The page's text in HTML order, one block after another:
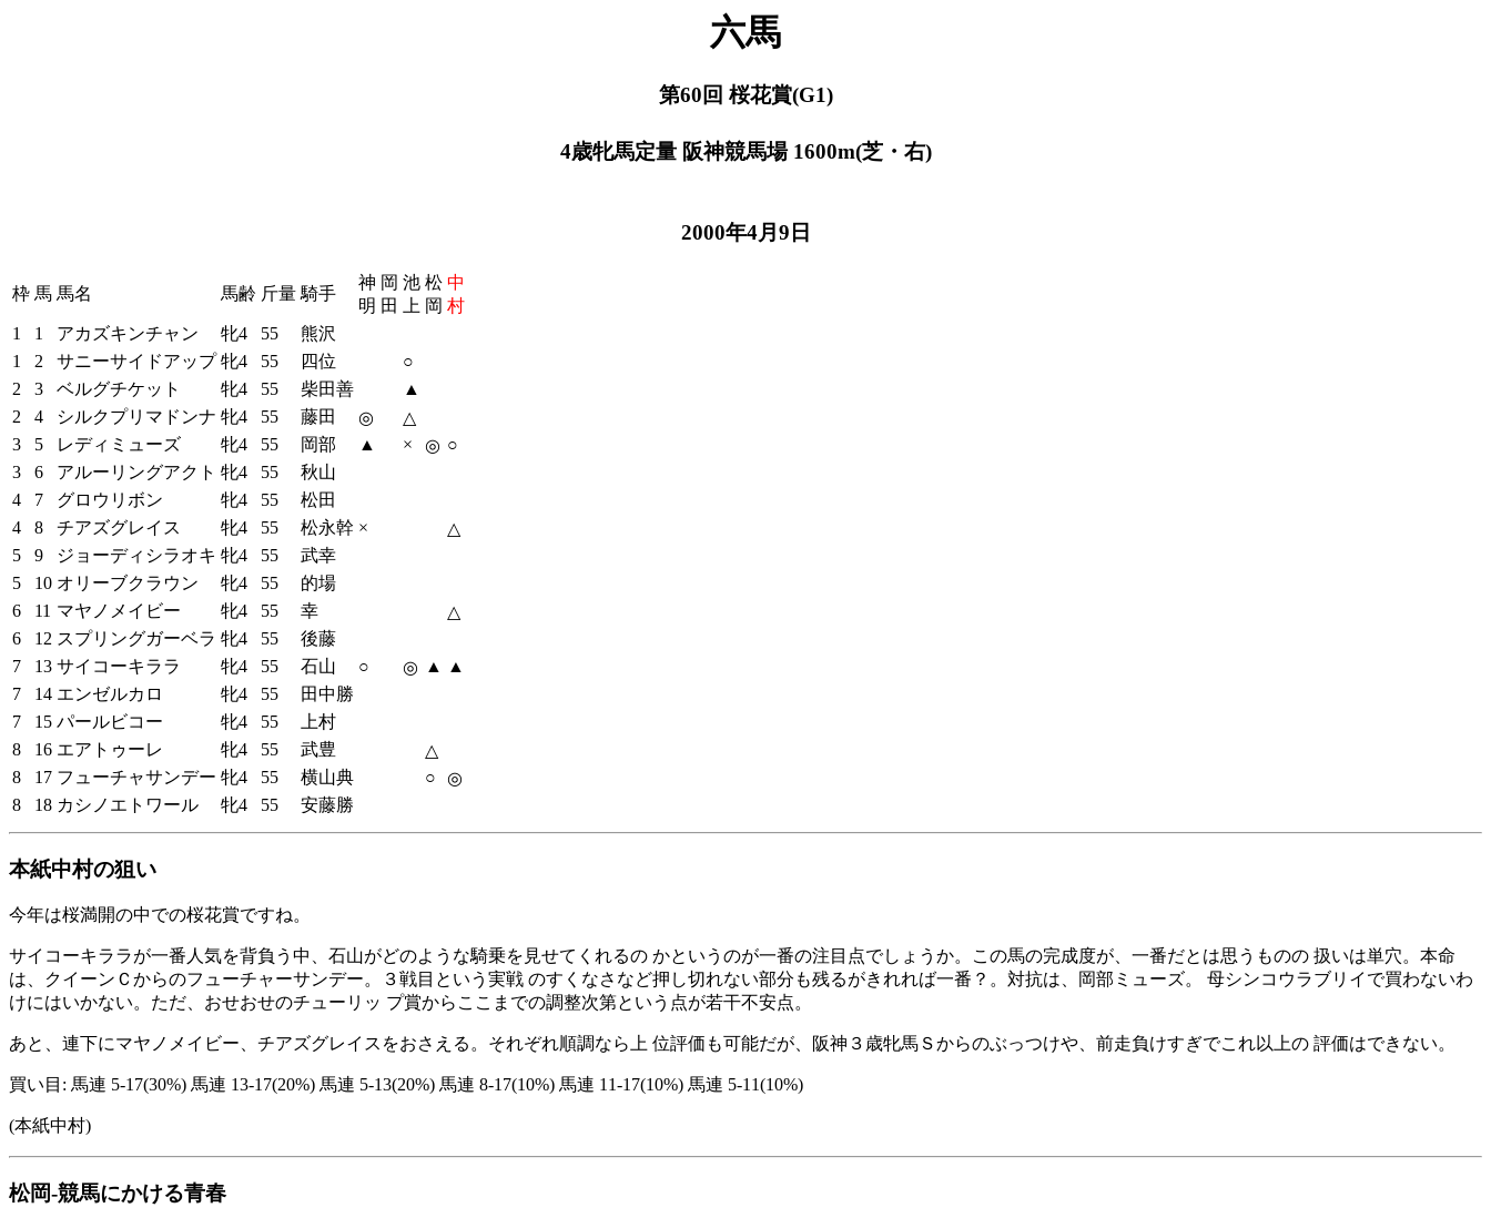
六馬
第60回 桜花賞(G1)
4歳牝馬定量 阪神競馬場 1600m(芝・右)
2000年4月9日
枠 馬 馬名 馬齢 斤量 騎手
神
明
岡
田
池
上
松
岡
中
村
1
1 アカズキンチャン 牝4 55
熊沢
1
2 サニーサイドアップ 牝4 55 四位
○
2
3 ベルグチケット 牝4 55 柴田善
▲
2
4 シルクプリマドンナ 牝4 55 藤田 ◎
△
3
5 レディミューズ 牝4 55 岡部 ▲ × ◎ ○
3
6 アルーリングアクト 牝4 55
秋山
4
7 グロウリボン 牝4 55
松田
4
8 チアズグレイス 牝4 55 松永幹 ×
△
5
9 ジョーディシラオキ 牝4 55
武幸
5
10 オリーブクラウン 牝4 55
的場
6
11 マヤノメイビー 牝4 55 幸
△
6
12 スプリングガーベラ 牝4 55
後藤
7
13 サイコーキララ 牝4 55 石山 ○ ◎ ▲
▲
7
14 エンゼルカロ 牝4 55
田中勝
7
15 パールビコー 牝4 55
上村
8
16 エアトゥーレ 牝4 55 武豊
△
8
17 フューチャサンデー 牝4 55 横山典 ○
◎
8
18 カシノエトワール 牝4 55 安藤勝
本紙中村の狙い
今年は桜満開の中での桜花賞ですね。
サイコーキララが一番人気を背負う中、石山がどのような騎乗を見せてくれるの かというのが一番の注目点でしょうか。この馬の完成度が、一番だとは思うものの 扱いは単穴。本命
は、クイーンＣからのフューチャーサンデー。３戦目という実戦 のすくなさなど押し切れない部分も残るがきれれば一番？。対抗は、岡部ミューズ。 母シンコウラブリイで買わないわ
けにはいかない。ただ、おせおせのチューリッ プ賞からここまでの調整次第という点が若干不安点。
あと、連下にマヤノメイビー、チアズグレイスをおさえる。それぞれ順調なら上 位評価も可能だが、阪神３歳牝馬Ｓからのぶっつけや、前走負けすぎでこれ以上の 評価はできない。
買い目: 馬連 5-17(30%) 馬連 13-17(20%) 馬連 5-13(20%) 馬連 8-17(10%) 馬連 11-17(10%) 馬連 5-11(10%)
(本紙中村)
松岡-競馬にかける青春